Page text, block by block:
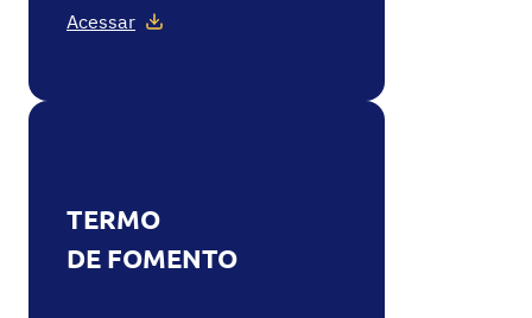
Acessar
TERMO
DE FOMENTO